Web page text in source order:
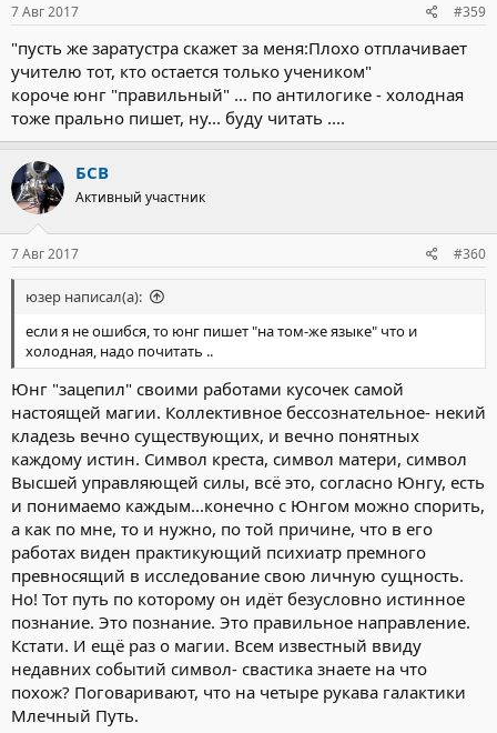
7 Авг 2017 #359
"пусть же заратустра скажет за меня:Плохо отплачивает
учителю тот, кто остается только учеником"
короче юнг "правильный" ... по антилогике - холодная
тоже прально пишет, ну... буду читать ....
БСВ
Активный участник
7 Авг 2017 #360
юзер написал(а):
если я не ошибся, то юнг пишет "на том-же языке" что и
холодная, надо почитать ..
Юнг "зацепил" своими работами кусочек самой
настоящей магии. Коллективное бессознательное- некий
кладезь вечно существующих, и вечно понятных
каждому истин. Символ креста, символ матери, символ
Высшей управляющей силы, всё это, согласно Юнгу, есть
и понимаемо каждым...конечно с Юнгом можно спорить,
а как по мне, то и нужно, по той причине, что в его
работах виден практикующий психиатр премного
превносящий в исследование свою личную сущность.
Но! Тот путь по которому он идёт безусловно истинное
познание. Это познание. Это правильное направление.
Кстати. И ещё раз о магии. Всем известный ввиду
недавних событий символ- свастика знаете на что
похож? Поговаривают, что на четыре рукава галактики
Млечный Путь.